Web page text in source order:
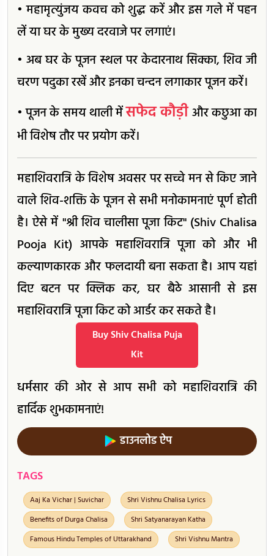
• महामृत्युंजय कवच को शुद्ध करें और इस गले में पहन
लें या घर के मुख्य दरवाजे पर लगाएं।
• अब घर के पूजन स्थल पर केदारनाथ सिक्का, शिव जी
चरण पदुका रखें और इनका चन्दन लगाकार पूजन करें।
• पूजन के समय थाली मेंसफेद कौड़ीऔर कछुआ का
भी विशेष तौर पर प्रयोग करें।
महाशिवरात्रि के विशेष अवसर पर सच्चे मन से किए जाने
वाले शिव-शक्ति के पूजन से सभी मनोकामनाएं पूर्ण होती
है। ऐसे में "श्री शिव चालीसा पूजा किट" (Shiv Chalisa
Pooja Kit) आपके महाशिवरात्रि पूजा को और भी
कल्याणकारक और फलदायी बना सकता है। आप यहां
दिए बटन पर क्लिक कर, घर बैठे आसानी से इस
महाशिवरात्रि पूजा किट को आर्डर कर सकते है।
Buy Shiv Chalisa Puja
Kit
धर्मसार की ओर से आप सभी को महाशिवरात्रि की
हार्दिक शुभकामनाएं!
डाउनलोड ऐप
TAGS
Aaj Ka Vichar | Suvichar
Shri Vishnu Chalisa Lyrics
Benefits of Durga Chalisa
Shri Satyanarayan Katha
Famous Hindu Temples of Uttarakhand
Shri Vishnu Mantra